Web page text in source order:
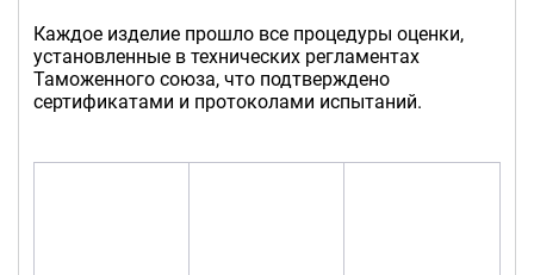
Каждое изделие прошло все процедуры оценки,
установленные в технических регламентах
Таможенного союза, что подтверждено
сертификатами и протоколами испытаний.